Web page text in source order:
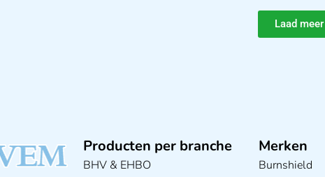
Laad meer
Producten per branche
BHV & EHBO
Merken
Burnshield